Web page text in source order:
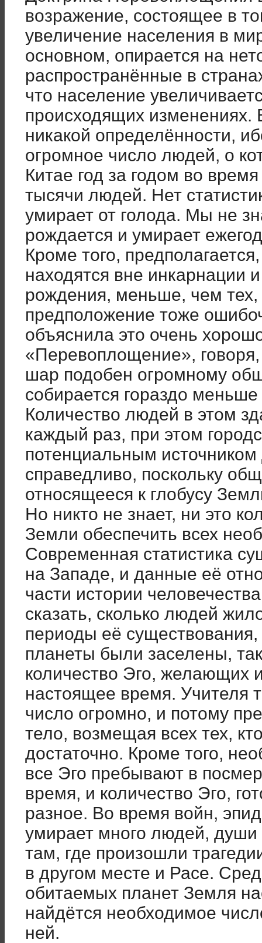
возражение, состоящее в
увеличение населения в
основном, опирается на
распространённые в
что население
происходящих изменениях.
никакой определённости,
огромное число людей, о
Китае год за годом во
тысячи людей. Нет
умирает от голода. Мы не
рождается и умирает
Кроме того,
находятся вне инкарнации
рождения, меньше, чем тех,
предположение тоже
объяснила это очень
«Перевоплощение»,
шар подобен огромному
собирается гораздо
Количество людей в этом
каждый раз, при этом
потенциальным
справедливо, поскольку
относящееся к глобусу
Но никто не знает, ни это
Земли обеспечить всех
Современная статистика
на Западе, и данные её
части истории
сказать, сколько людей
периоды её
планеты были заселены,
количество Эго,
настоящее время. Учителя
число огромно, и потому
тело, возмещая всех тех,
достаточно. Кроме того,
все Эго пребывают в
время, и количество Эго,
разное. Во время войн,
умирает много людей, души
там, где произошли
в другом месте и Расе.
обитаемых планет Земля
найдётся необходимое
ней.